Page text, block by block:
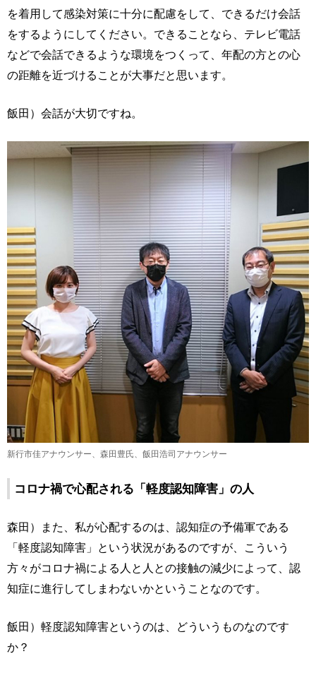
を着用して感染対策に十分に配慮をして、できるだけ会話
をするようにしてください。できることなら、テレビ電話
などで会話できるような環境をつくって、年配の方との心
の距離を近づけることが大事だと思います。
飯田）会話が大切ですね。
新行市佳アナウンサー、森田豊氏、飯田浩司アナウンサー
コロナ禍で心配される「軽度認知障害」の人
森田）また、私が心配するのは、認知症の予備軍である
「軽度認知障害」という状況があるのですが、こういう
方々がコロナ禍による人と人との接触の減少によって、認
知症に進行してしまわないかということなのです。
飯田）軽度認知障害というのは、どういうものなのです
か？